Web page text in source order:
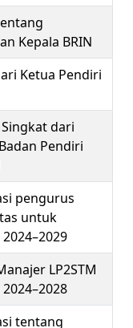
Kepala BRIN
Ketua Pendiri
dari
Pendiri
pengurus
untuk
LP2STM
tentang